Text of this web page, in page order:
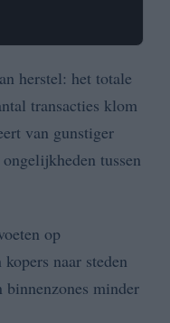
herstel: het totale
transacties klom
van gunstiger
tussen
op
naar steden
minder